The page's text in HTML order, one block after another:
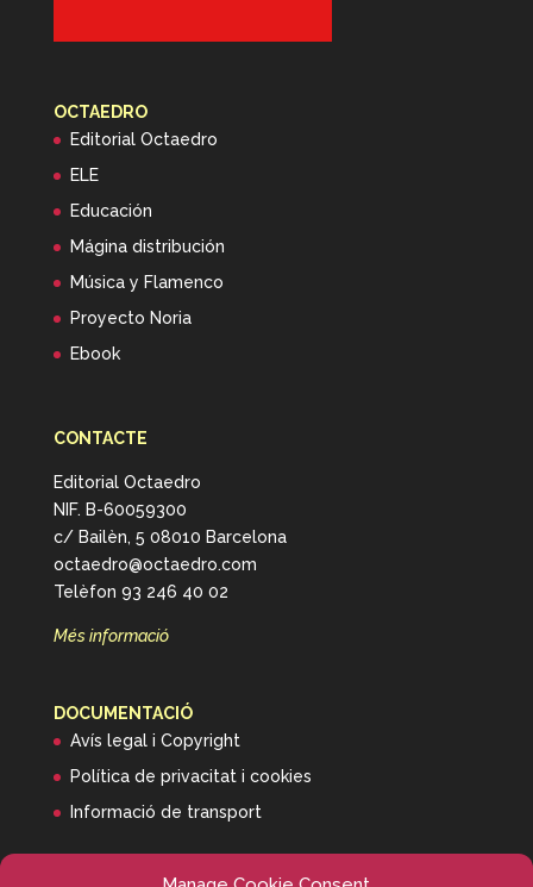
OCTAEDRO
Editorial Octaedro
ELE
Educación
Mágina distribución
Música y Flamenco
Proyecto Noria
Ebook
CONTACTE
Editorial Octaedro
NIF. B-60059300
c/ Bailèn, 5 08010 Barcelona
octaedro@octaedro.com
Telèfon 93 246 40 02
Més informació
DOCUMENTACIÓ
Avís legal i Copyright
Política de privacitat i cookies
Informació de transport